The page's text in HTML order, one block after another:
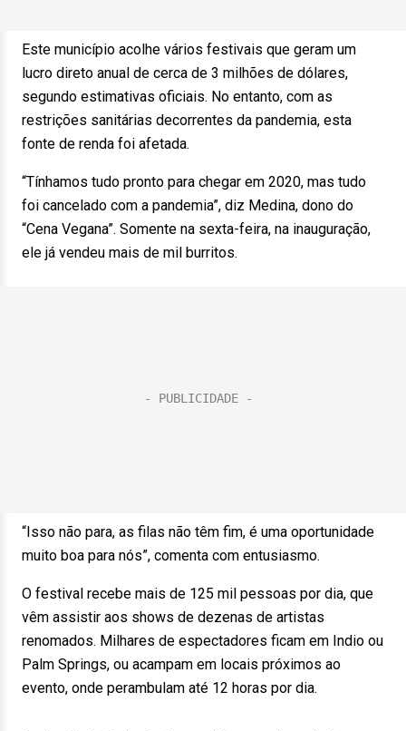
Este município acolhe vários festivais que geram um
lucro direto anual de cerca de 3 milhões de dólares,
segundo estimativas oficiais. No entanto, com as
restrições sanitárias decorrentes da pandemia, esta
fonte de renda foi afetada.
“Tínhamos tudo pronto para chegar em 2020, mas tudo
foi cancelado com a pandemia”, diz Medina, dono do
“Cena Vegana”. Somente na sexta-feira, na inauguração,
ele já vendeu mais de mil burritos.
“Isso não para, as filas não têm fim, é uma oportunidade
muito boa para nós”, comenta com entusiasmo.
O festival recebe mais de 125 mil pessoas por dia, que
vêm assistir aos shows de dezenas de artistas
renomados. Milhares de espectadores ficam em Indio ou
Palm Springs, ou acampam em locais próximos ao
evento, onde perambulam até 12 horas por dia.